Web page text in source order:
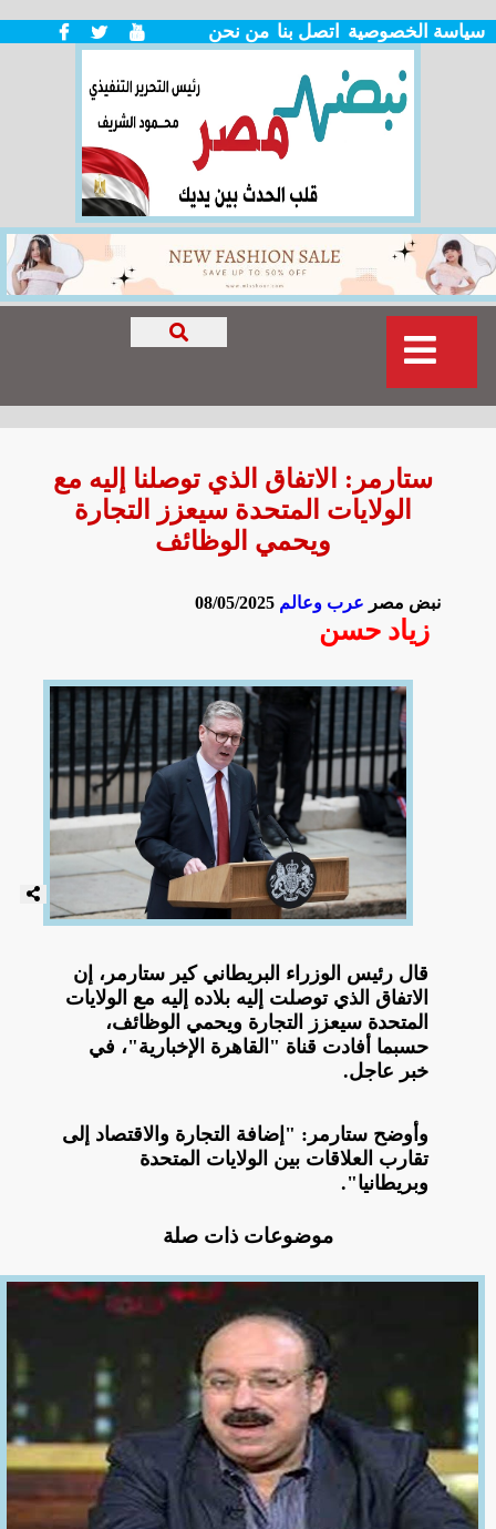
من نحن اتصل بنا سياسة الخصوصية
ستارمر: الاتفاق الذي توصلنا إليه مع
الولايات المتحدة سيعزز التجارة
ويحمي الوظائف
نبض مصر عرب وعالم 08/05/2025
زياد حسن
قال رئيس الوزراء البريطاني كير ستارمر، إن
الاتفاق الذي توصلت إليه بلاده إليه مع الولايات
المتحدة سيعزز التجارة ويحمي الوظائف،
حسبما أفادت قناة "القاهرة الإخبارية"، في
خبر عاجل.
وأوضح ستارمر: "إضافة التجارة والاقتصاد إلى
تقارب العلاقات بين الولايات المتحدة
وبريطانيا".
موضوعات ذات صلة